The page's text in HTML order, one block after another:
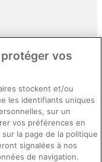
d’ebookers
vos
stockent et/ou
les identifiants uniques
sur un
vos préférences en
la page de la politique
signalées à nos
de navigation.